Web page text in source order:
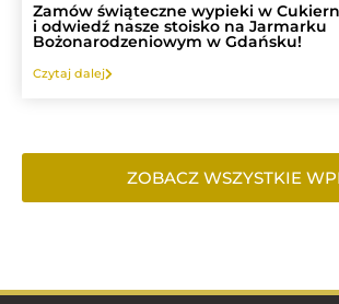
Zamów świąteczne wypieki w
i odwiedź nasze stoisko na Jarmarku
Bożonarodzeniowym w Gdańsku!
Czytaj dalej
ZOBACZ WSZYSTKIE